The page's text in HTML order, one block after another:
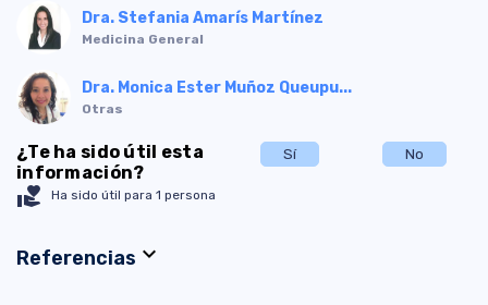
Dra. Stefania Amarís Martínez
Medicina General
Dra. Monica Ester Muñoz Queupu...
Otras
¿Te ha sido útil esta
información?
Sí No
volunteer_activism Ha sido útil para 1 persona
Referencias expand_more